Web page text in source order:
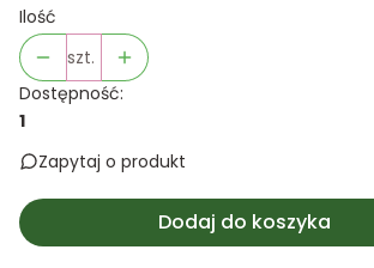
Ilość
szt.
Dostępność:
1
Zapytaj o produkt
Dodaj do koszyka